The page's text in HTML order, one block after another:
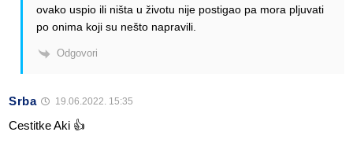
ovako uspio ili ništa u životu nije postigao pa mora pljuvati
po onima koji su nešto napravili.
Odgovori
Srba 19.06.2022. 15:35
Cestitke Aki 👍